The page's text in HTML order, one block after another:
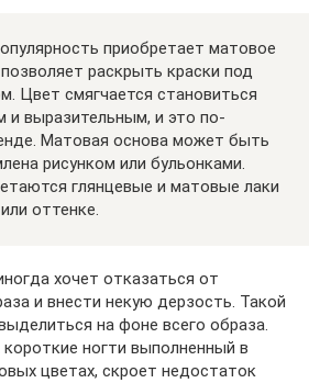
приобретает матовое
раскрыть краски под
Цвет смягчается становиться
и выразительным, и это по-
Матовая основа может быть
рисунком или бульонками.
глянцевые и матовые лаки
оттенке.
хочет отказаться от
и внести некую дерзость. Такой
на фоне всего образа.
ногти выполненный в
цветах, скроет недостаток